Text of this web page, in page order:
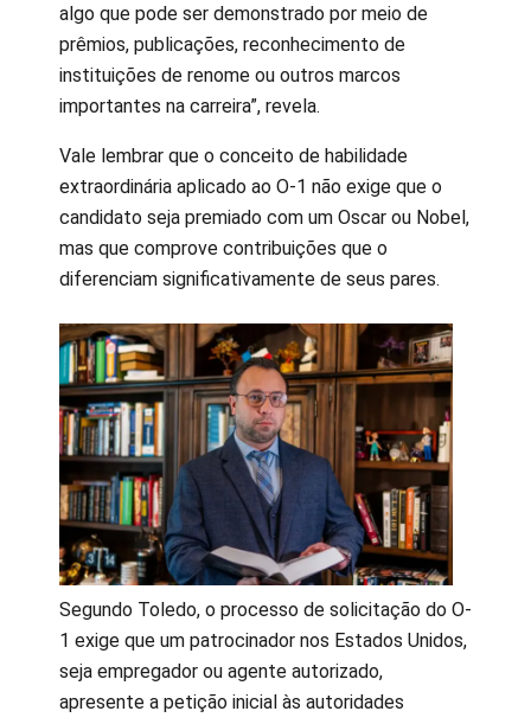
algo que pode ser demonstrado por meio de
prêmios, publicações, reconhecimento de
instituições de renome ou outros marcos
importantes na carreira”, revela.
Vale lembrar que o conceito de habilidade
extraordinária aplicado ao O-1 não exige que o
candidato seja premiado com um Oscar ou Nobel,
mas que comprove contribuições que o
diferenciam significativamente de seus pares.
Segundo Toledo, o processo de solicitação do O-
1 exige que um patrocinador nos Estados Unidos,
seja empregador ou agente autorizado,
apresente a petição inicial às autoridades